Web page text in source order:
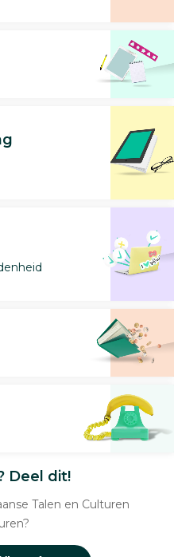
Deel dit!
Talen en Culturen